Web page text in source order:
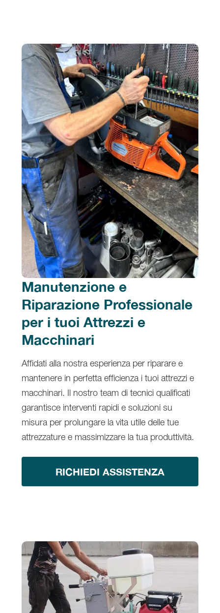
Manutenzione e
Riparazione Professionale
per i tuoi Attrezzi e
Macchinari
Affidati alla nostra esperienza per riparare e
mantenere in perfetta efficienza i tuoi attrezzi e
macchinari. Il nostro team di tecnici qualificati
garantisce interventi rapidi e soluzioni su
misura per prolungare la vita utile delle tue
attrezzature e massimizzare la tua produttività.
RICHIEDI ASSISTENZA